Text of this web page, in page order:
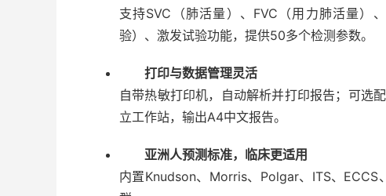
支持SVC（肺活量）、FVC（用力肺活量）
验）、激发试验功能，提供50多个检测参数。
打印与数据管理灵活
自带热敏打印机，自动解析并打印报告；可选
立工作站，输出A4中文报告。
亚洲人预测标准，临床更适用
内置Knudson、Morris、Polgar、ITS、ECCS